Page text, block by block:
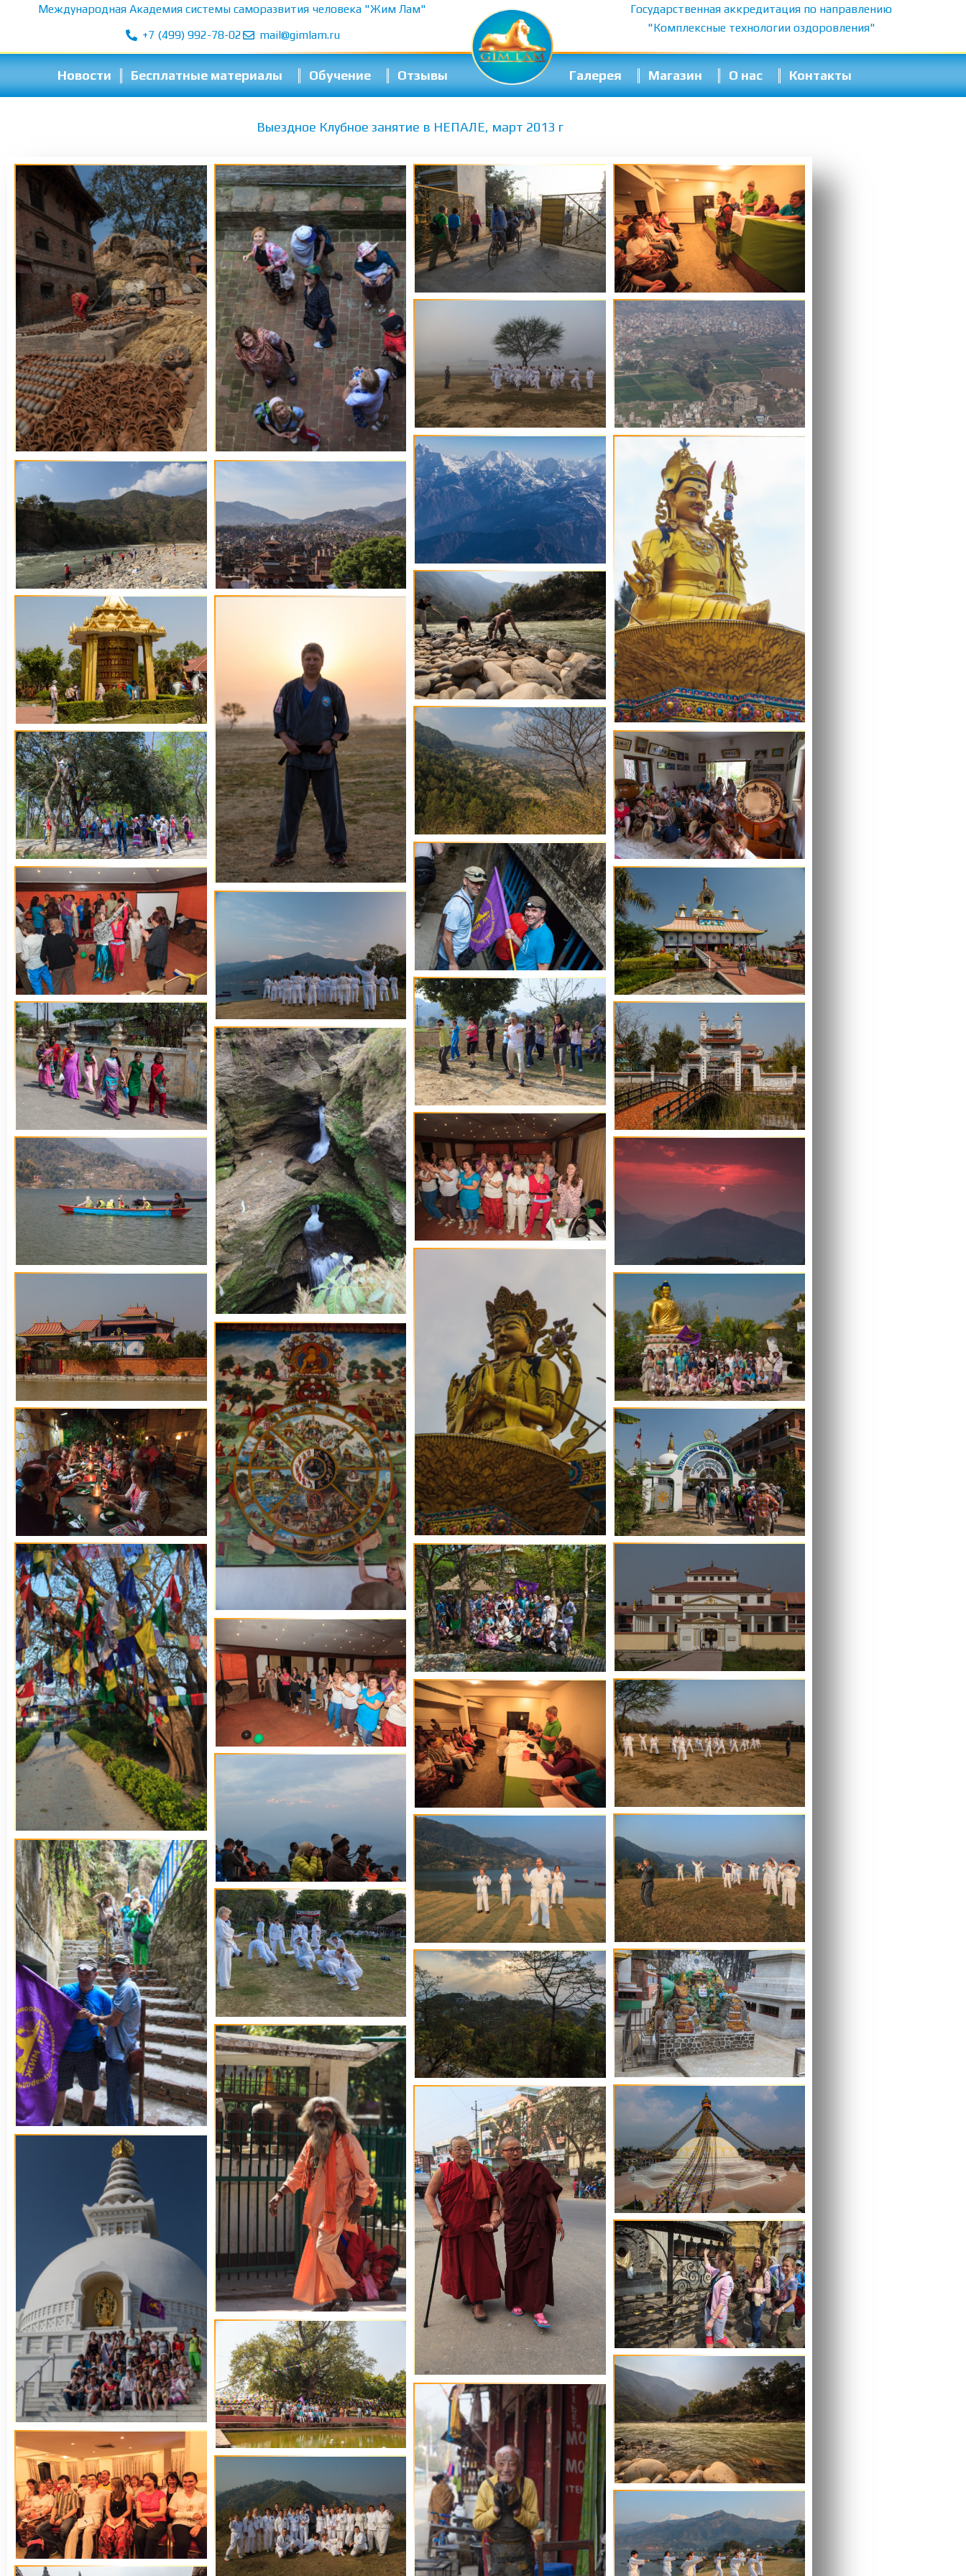
Перейти
содержимому
Международная Академия системы саморазвития человека "Жим Лам"
Государственная аккредитация по направлению
+7 (499) 992-78-02
mail@gimlam.ru
"Комплексные технологии оздоровления"
Новости Бесплатные материалы Обучение Отзывы Галерея Магазин О нас Контакты
Выездное Клубное занятие в НЕПАЛЕ, март 2013 г